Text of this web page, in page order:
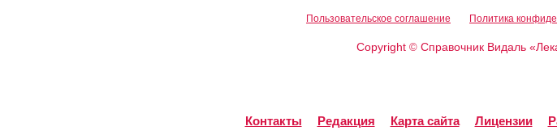
Пользовательское соглашение Политика
Copyright ©Справочник Видаль
Контакты Редакция Карта сайта Лицензии